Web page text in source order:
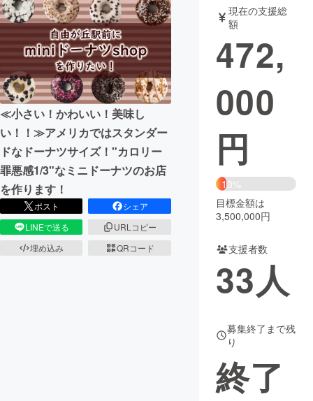
アート・写真 音楽
テクノロジー・ガジェット ゲーム・サ
映像・映画
ビジネス・起業
まちづくり・地域活性化
CAMPFIRE for Social Good CAMPFIRE Creation
CAMPFIREふるさと納税
コミュニティ
≪小さい！かわいい！美味し
い！！≫アメリカではスタンダー
ドなドーナツサイズ！"カロリー
罪悪感1/3"なミニドーナツのお店
を作ります！
ポスト
シェア
LINEで送る
URLコピー
埋め込み
QRコード
現在の支援総
額
472,
000
円
13%
目標金額は
3,500,000円
支援者数
33人
募集終了まで残
り
終了